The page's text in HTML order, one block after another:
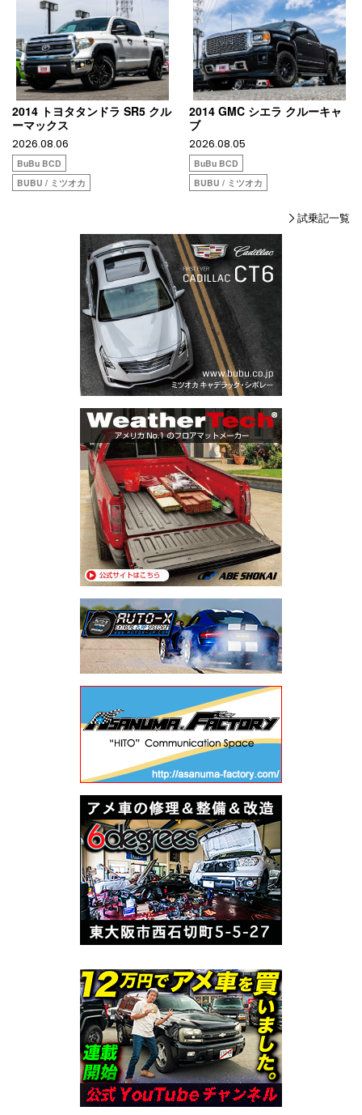
2014 トヨタタンドラ SR5 クル
ーマックス
2026.08.06
BuBu BCD
BUBU / ミツオカ
2014 GMC シエラ クルーキャ
ブ
2026.08.05
BuBu BCD
BUBU / ミツオカ
試乗記一覧